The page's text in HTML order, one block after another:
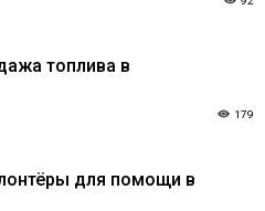
топлива в
179
для помощи в